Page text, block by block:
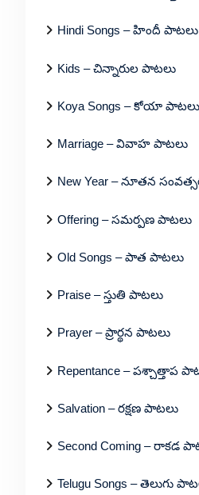
Hindi Songs – హిందీ పాటలు
Kids – చిన్నారుల పాటలు
Koya Songs – కోయా పాటలు
Marriage – వివాహ పాటలు
New Year – నూతన
Offering – సమర్పణ పాటలు
Old Songs – పాత పాటలు
Praise – స్తుతి పాటలు
Prayer – ప్రార్థన పాటలు
Repentance – పశ్చాత్తాప
Salvation – రక్షణ పాటలు
Second Coming – రాకడ
Telugu Songs – తెలుగు